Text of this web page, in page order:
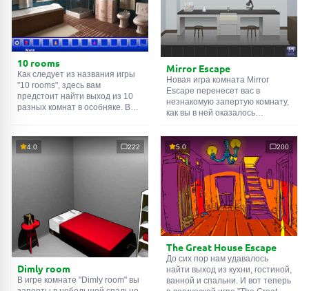
10 rooms
Как следует из названия игры
"10 rooms", здесь вам
предстоит найти выход из 10
разных комнат в особняке. В
их, чтобы выйти. Выход из
одной комнаты является
Mirror Escape
Новая игра комната Mirror
Escape перенесет вас в
незнакомую запертую комнату,
как вы в ней оказалось
смекалки попробуйте решить
все, приготовленные авторами
для вас, головоломки и найти
выход на свободу.
Внимательно осмотрите
помещение, возможно вы
сможете найти какие-нибудь
подсказки. Желаем удачи!
4.0 222
Dimly room
В игре комнате "Dimly room" вы
5.0 200
The Great House Escape
До сих пор нам удавалось
найти выход из кухни, гостиной,
ванной и спальни. И вот теперь